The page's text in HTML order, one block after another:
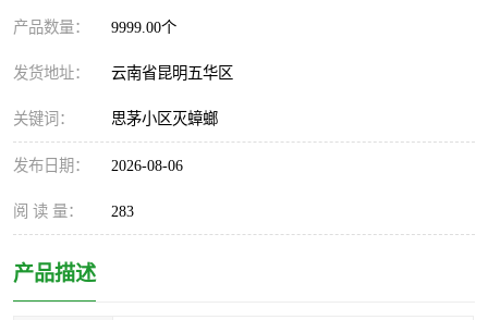
产品数量： 9999.00个
发货地址： 云南省昆明五华区
关键词： 思茅小区灭蟑螂
发布日期： 2026-08-06
阅 读 量： 283
产品描述